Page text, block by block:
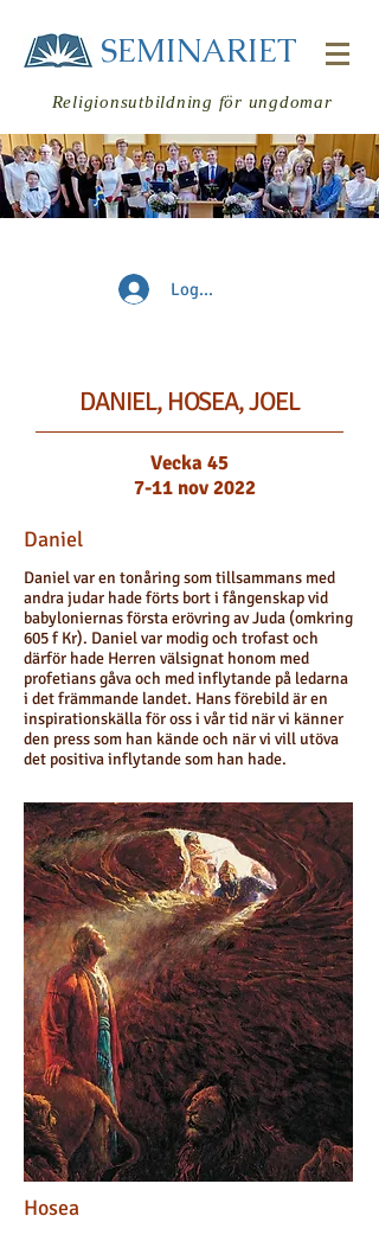
SEMINARIET
Religionsutbildning för ungdomar
Logga in
Veckans
DANIEL, HOSEA, JOEL
Vecka 45
7-11 nov2022
Daniel
Daniel var en tonåring som tillsammans med
andra judar hade förts bort i fångenskap vid
babyloniernas första erövring av Juda (omkring
605 f Kr). Daniel var modig och trofast och
därför hade Herren välsignat honom med
profetians gåva och med inflytande på ledarna
i det främmande landet. Hans förebild är en
inspirationskälla för oss i vår tid när vi känner
den press som han kände och när vi vill utöva
det positiva inflytande som han hade.
Hosea